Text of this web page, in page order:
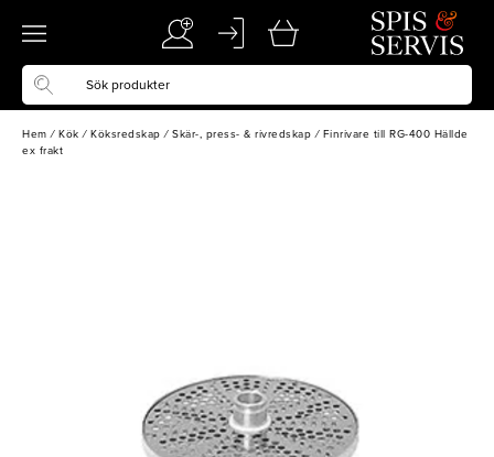
Hem / Kök / Köksredskap / Skär-, press- & rivredskap / Finrivare till RG-400 Hällde
ex frakt